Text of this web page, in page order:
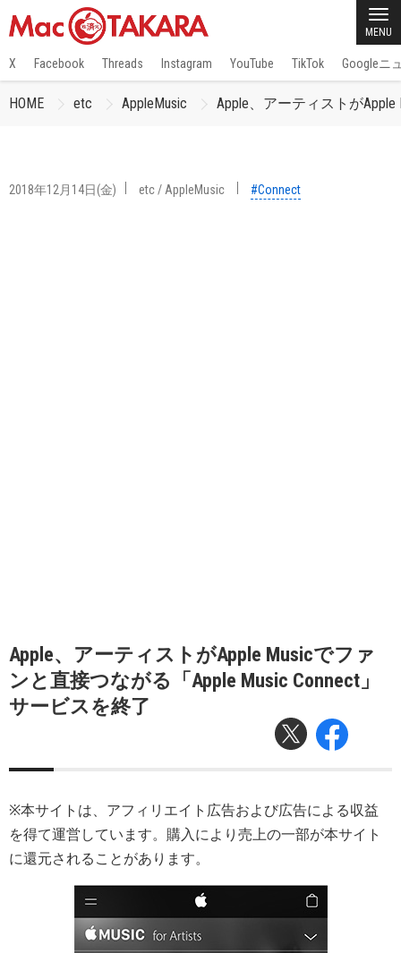
MENU
X Facebook Threads Instagram YouTube TikTok Googleニ
HOME etc AppleMusic Apple、アーティストが
2018年12月14日(金) etc/ AppleMusic #Connect
Apple、アーティストがApple Musicでファ
ンと直接つながる「Apple Music Connect」
サービスを終了
※本サイトは、アフィリエイト広告および広告による収益
を得て運営しています。購入により売上の一部が本サイト
に還元されることがあります。